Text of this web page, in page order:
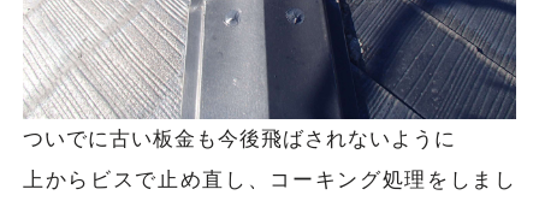
ついでに古い板金も今後飛ばされないように
上からビスで止め直し、コーキング処理をしまし